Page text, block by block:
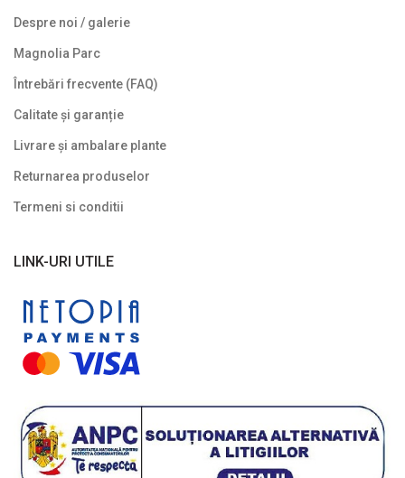
Despre noi / galerie
Magnolia Parc
Întrebări frecvente (FAQ)
Calitate și garanție
Livrare și ambalare plante
Returnarea produselor
Termeni si conditii
LINK-URI UTILE